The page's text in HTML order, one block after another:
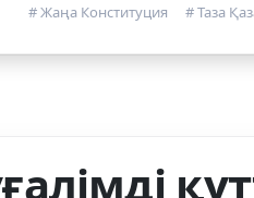
# Жаңа Конституция # Таза